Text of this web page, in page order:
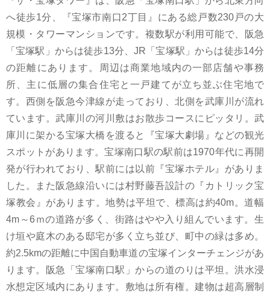
へ徒歩1分、『宝塚市南口2丁目』にある総戸数230戸の大
規模・タワーマンションです。複数駅が利用可能で、阪急
「宝塚駅」からは徒歩13分、JR「宝塚駅」からは徒歩14分
の距離にあります。周辺は商業地域内の一部店舗や事務
所、主に低層の集合住宅と一戸建てが立ち並ぶ住宅地で
す。西側を阪急今津線が走っており、北側を武庫川が流れ
ています。武庫川の河川敷はお散歩コースにピッタリ。武
庫川に架かる宝塚大橋を渡ると『宝塚大劇場』などの観光
スポットがあります。宝塚南口駅の駅前は1970年代に再開
発が行われており、駅前には以前『宝塚ホテル』がありま
した。また阪急線沿いには村野藤吾設計の『カトリック宝
塚教会』があります。地勢は平坦で、標高は約40m。道幅
4m～6ｍの道路が多く、街路はやや入り組んでいます。生
け垣や庭木のある邸宅が多く立ち並び、町中の緑は多め。
約2.5kmの距離に中国自動車道の宝塚インターチェンジがあ
ります。阪急「宝塚南口駅」からの道のりは平坦。洪水浸
水想定区域内にあります。敷地は所有権。建物は超高層制